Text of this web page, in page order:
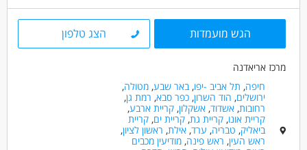
משרה חלקית משרה זמנית
עבודת משמרות
הגש מועמדות הצג טלפון
מרכז אריאדנה
חיפה, תל אביב -יפו,באר שבע,מטולה,
ירושלים, הוד השרון,כפר סבא, רמת גן,
רחובות,אשדוד,אשקלון,קריית ארבע,
קריית אונו,קריית גת,קריית ים,קריית
ביאליק, טבריה, ערד,אילת, ראשון לציון,
ראש העין, ראש פינה,מודיעין מכבים